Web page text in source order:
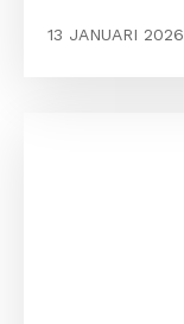
13 JANUARI 2026